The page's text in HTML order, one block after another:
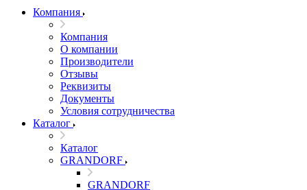
Компания
Компания
О компании
Производители
Отзывы
Реквизиты
Документы
Условия сотрудничества
Каталог
Каталог
GRANDORF
GRANDORF